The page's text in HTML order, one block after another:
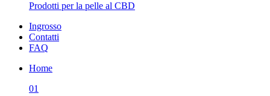
Prodotti per la pelle al CBD
Ingrosso
Contatti
FAQ
Home
01